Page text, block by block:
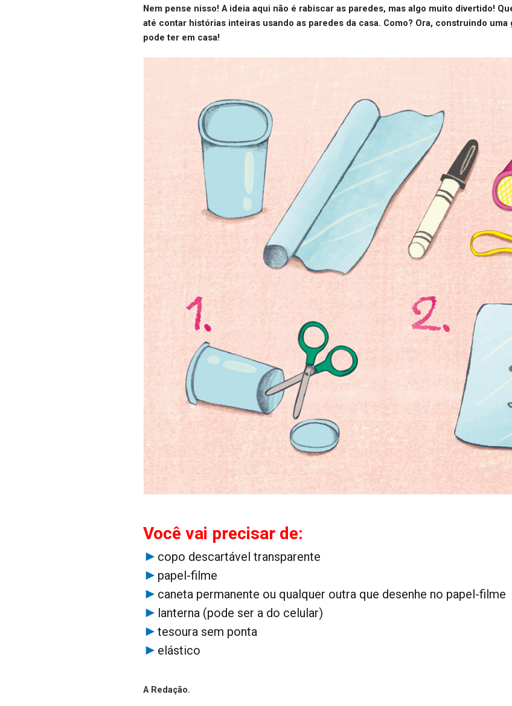
Nem pense nisso! A ideia aqui não é rabiscar as paredes, mas algo muito divertido!
até contar histórias inteiras usando as paredes da casa. Como? Ora, construindo
pode ter em casa!
Você vai precisar de:
copo descartável transparente
papel-filme
caneta permanente ou qualquer outra que desenhe no papel-filme
lanterna (pode ser a do celular)
tesoura sem ponta
elástico
A Redação.